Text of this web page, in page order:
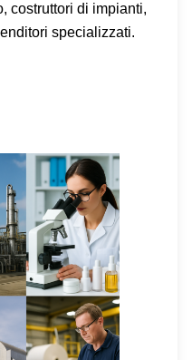
costruttori di impianti,
specializzati.